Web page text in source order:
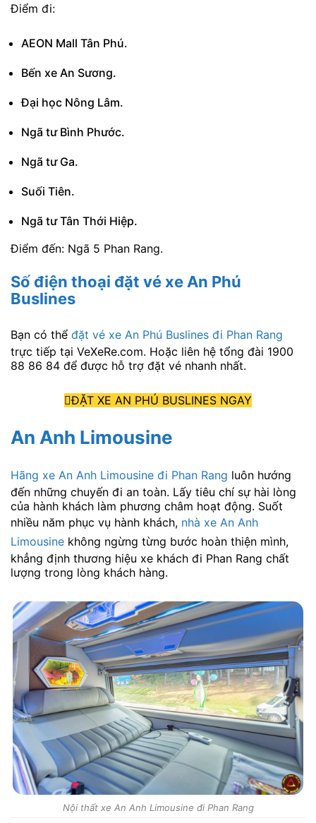
Điểm đi:
AEON Mall Tân Phú.
Bến xe An Sương.
Đại học Nông Lâm.
Ngã tư Bình Phước.
Ngã tư Ga.
Suối Tiên.
Ngã tư Tân Thới Hiệp.
Điểm đến: Ngã 5 Phan Rang.
Số điện thoại đặt vé xe An Phú
Buslines
Bạn có thể đặt vé xe An Phú Buslines đi Phan Rang
trực tiếp tại VeXeRe.com. Hoặc liên hệ tổng đài 1900
88 86 84 để được hỗ trợ đặt vé nhanh nhất.
ĐẶT XE AN PHÚ BUSLINES NGAY
An Anh Limousine
Hãng xe An Anh Limousine đi Phan Rang luôn hướng
đến những chuyến đi an toàn. Lấy tiêu chí sự hài lòng
của hành khách làm phương châm hoạt động. Suốt
nhiều năm phục vụ hành khách, nhà xe An Anh
Limousine không ngừng từng bước hoàn thiện mình,
khẳng định thương hiệu xe khách đi Phan Rang chất
lượng trong lòng khách hàng.
Nội thất xe An Anh Limousine đi Phan Rang